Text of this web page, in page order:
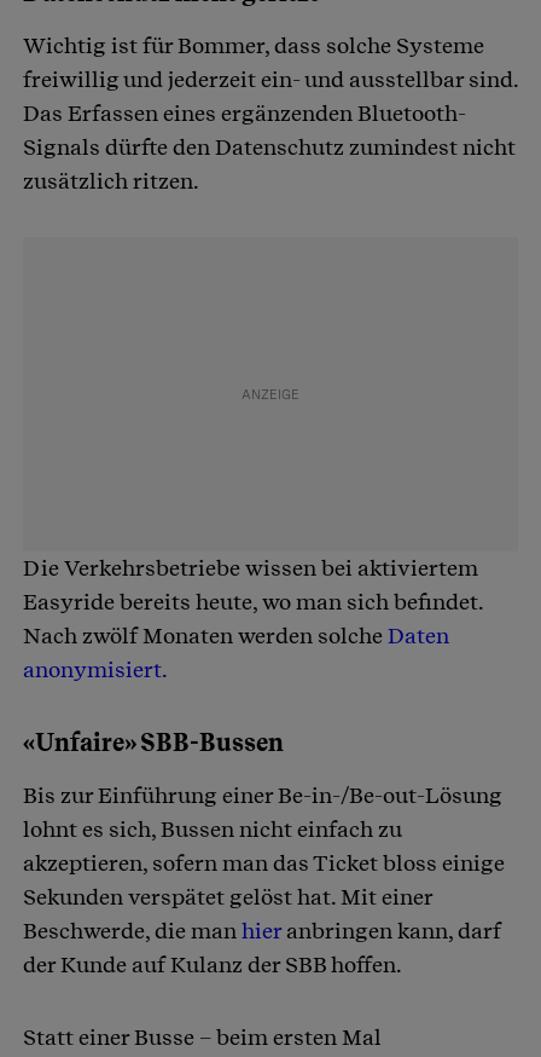
Wichtig ist für Bommer, dass solche Systeme
freiwillig und jederzeit ein- und ausstellbar sind.
Das Erfassen eines ergänzenden Bluetooth-
Signals dürfte den Datenschutz zumindest nicht
zusätzlich ritzen.
Die Verkehrsbetriebe wissen bei aktiviertem
Easyride bereits heute, wo man sich befindet.
Nach zwölf Monaten werden solcheDaten
anonymisiert.
«Unfaire» SBB-Bussen
Bis zur Einführung einer Be-in-/Be-out-Lösung
lohnt es sich, Bussen nicht einfach zu
akzeptieren, sofern man das Ticket bloss einige
Sekunden verspätet gelöst hat. Mit einer
Beschwerde, die manhieranbringen kann, darf
der Kunde auf Kulanz der SBB hoffen.
Statt einer Busse – beim ersten Mal